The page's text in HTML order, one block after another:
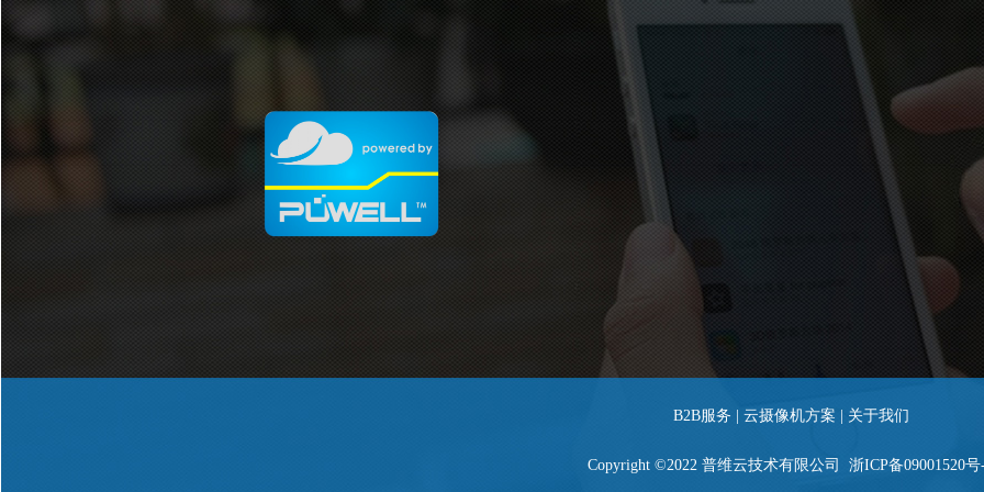
B2B服务 | 云摄像机方案 | 关于我们
Copyright ©2022 普维云技术有限公司 浙ICP备09001520号